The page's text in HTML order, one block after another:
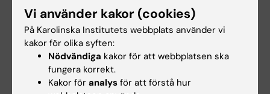
Wasserman, chef för
Nationellt centrum
för suicidforskning
och prevention av
psykisk ohälsa
(NASP) vid KI.
den psykiska hälsan
(som stress och
ångest) såväl för att
stärka det
psykosociala
välbefinnandet.
Vi använder kakor (cookies)
På Karolinska Institutets webbplats använder vi
kakor för olika syften:
Nödvändiga kakor för att webbplatsen ska
fungera korrekt.
Kakor för analys för att förstå hur